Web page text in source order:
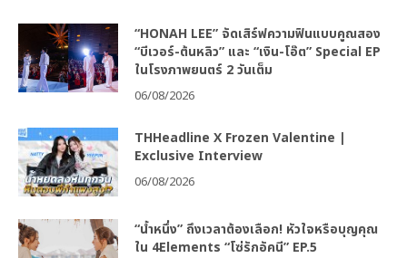
“HONAH LEE” จัดเสิร์ฟความฟินแบบคูณสอง
“บีเวอร์-ต้นหลิว” และ “เงิน-โอ๊ต” Special EP
ในโรงภาพยนตร์ 2 วันเต็ม
06/08/2026
THHeadline X Frozen Valentine |
Exclusive Interview
06/08/2026
“น้ำหนึ่ง” ถึงเวลาต้องเลือก! หัวใจหรือบุญคุณ
ใน 4Elements “โซ่รักอัคนี” EP.5